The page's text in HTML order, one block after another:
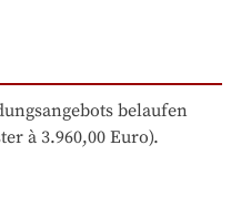
belaufen
à 3.960,00 Euro).